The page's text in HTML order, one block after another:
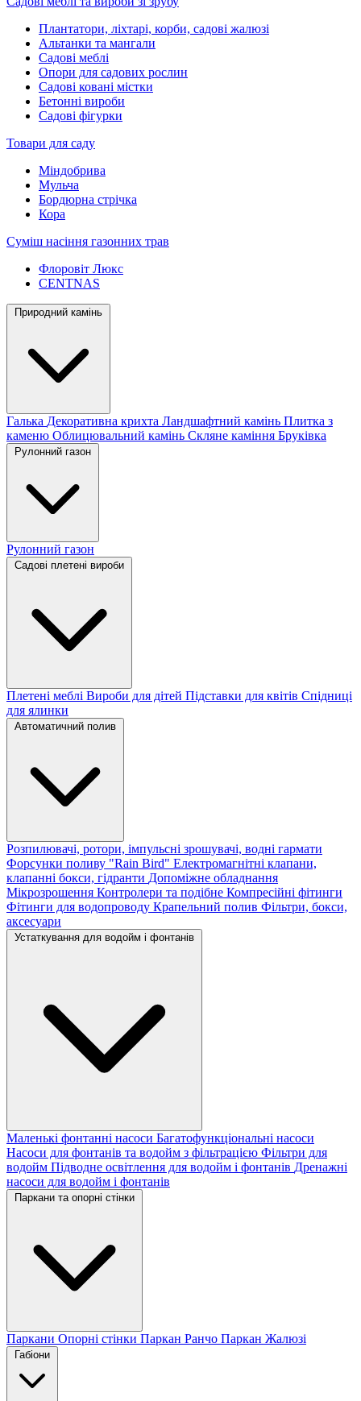
Плантатори, ліхтарі, корби, садові жалюзі
Альтанки та мангали
Садові меблі
Опори для садових рослин
Садові ковані містки
Бетонні вироби
Садові фігурки
Товари для саду
Міндобрива
Мульча
Бордюрна стрічка
Кора
Суміш насіння газонних трав
Флоровіт Люкс
СENTNAS
Природний камінь
Галька Декоративна крихта Ландшафтний камінь Плитка з
каменю Облицювальний камінь Скляне каміння Бруківка
Рулонний газон
Рулонний газон
Садові плетені вироби
Плетені меблі Вироби для дітей Підставки для квітів Спідниці
для ялинки
Автоматичний полив
Розпилювачі, ротори, імпульсні зрошувачі, водні гармати
Форсунки поливу "Rain Bird" Електромагнітні клапани,
клапанні бокси, гідранти Допоміжне обладнання
Мікрозрошення Контролери та подібне Компресійні фітинги
Фітинги для водопроводу Крапельний полив Фільтри, бокси,
аксесуари
Устаткування для водойм і фонтанів
Маленькі фонтанні насоси Багатофункціональні насоси
Насоси для фонтанів та водойм з фільтрацією Фільтри для
водойм Підводне освітлення для водойм і фонтанів Дренажні
насоси для водойм і фонтанів
Паркани та опорні стінки
Паркани Опорні стінки Паркан Ранчо Паркан Жалюзі
Габіони